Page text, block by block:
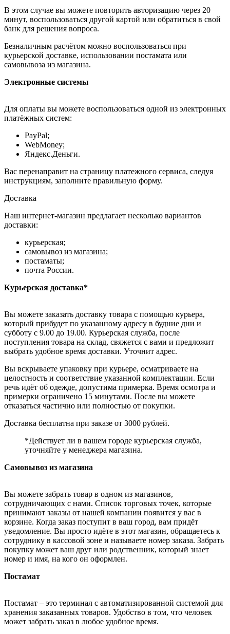
В этом случае вы можете повторить авторизацию через 20
минут, воспользоваться другой картой или обратиться в свой
банк для решения вопроса.
Безналичным расчётом можно воспользоваться при
курьерской доставке, использовании постамата или
самовывоза из магазина.
Электронные системы
Для оплаты вы можете воспользоваться одной из электронных
платёжных систем:
PayPal;
WebMoney;
Яндекс.Деньги.
Вас перенаправит на страницу платежного сервиса, следуя
инструкциям, заполните правильную форму.
Доставка
Наш интернет-магазин предлагает несколько вариантов
доставки:
курьерская;
самовывоз из магазина;
постаматы;
почта России.
Курьерская доставка*
Вы можете заказать доставку товара с помощью курьера,
который прибудет по указанному адресу в будние дни и
субботу с 9.00 до 19.00. Курьерская служба, после
поступления товара на склад, свяжется с вами и предложит
выбрать удобное время доставки. Уточнит адрес.
Вы вскрываете упаковку при курьере, осматриваете на
целостность и соответствие указанной комплектации. Если
речь идёт об одежде, допустима примерка. Время осмотра и
примерки ограничено 15 минутами. После вы можете
отказаться частично или полностью от покупки.
Доставка бесплатна при заказе от 3000 рублей.
*Действует ли в вашем городе курьерская служба,
уточняйте у менеджера магазина.
Самовывоз из магазина
Вы можете забрать товар в одном из магазинов,
сотрудничающих с нами. Список торговых точек, которые
принимают заказы от нашей компании появится у вас в
корзине. Когда заказ поступит в ваш город, вам придёт
уведомление. Вы просто идёте в этот магазин, обращаетесь к
сотруднику в кассовой зоне и называете номер заказа. Забрать
покупку может ваш друг или родственник, который знает
номер и имя, на кого он оформлен.
Постамат
Постамат – это терминал с автоматизированной системой для
хранения заказанных товаров. Удобство в том, что человек
может забрать заказ в любое удобное время.